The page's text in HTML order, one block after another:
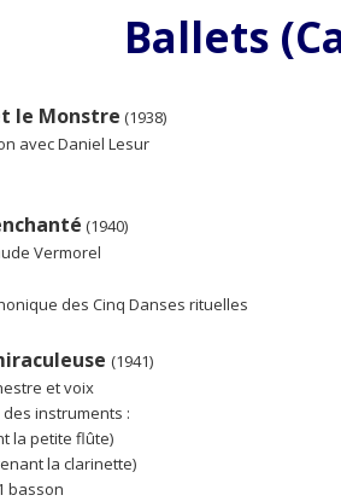
Ballets
le Monstre (1938)
avec Daniel Lesur
(1940)
Vermorel
des Cinq Danses rituelles
(1941)
et voix
instruments :
la petite flûte)
la clarinette)
basson